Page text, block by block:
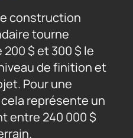
construction
tourne
$ et 300 $ le
de finition et
Pour une
cela représente un
entre 240 000 $